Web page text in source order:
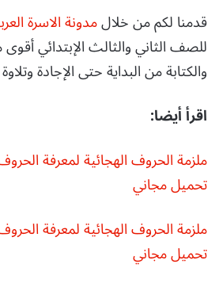
قدمنا لكم من خلالمدونة الاسرة
للصف الثاني والثالث الإبتدائي أقوى
والكتابة من البداية حتى الإجادة
اقرأ أيضا:
تحميل مجاني
تحميل مجاني